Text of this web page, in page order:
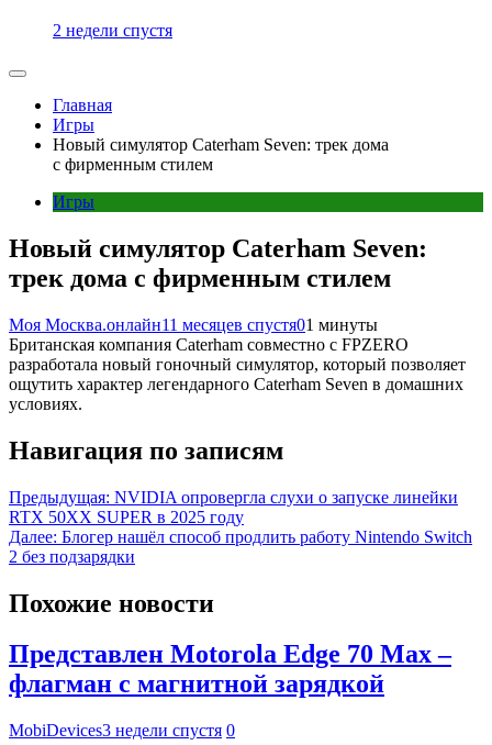
2 недели спустя
Главная
Игры
Новый симулятор Caterham Seven: трек дома
с фирменным стилем
Игры
Новый симулятор Caterham Seven:
трек дома с фирменным стилем
Моя Москва.онлайн11 месяцев спустя01 минуты
Британская компания Caterham совместно с FPZERO
разработала новый гоночный симулятор, который позволяет
ощутить характер легендарного Caterham Seven в домашних
условиях.
Навигация по записям
Предыдущая: NVIDIA опровергла слухи о запуске линейки
RTX 50XX SUPER в 2025 году
Далее: Блогер нашёл способ продлить работу Nintendo Switch
2 без подзарядки
Похожие новости
Представлен Motorola Edge 70 Max –
флагман с магнитной зарядкой
MobiDevices3 недели спустя 0